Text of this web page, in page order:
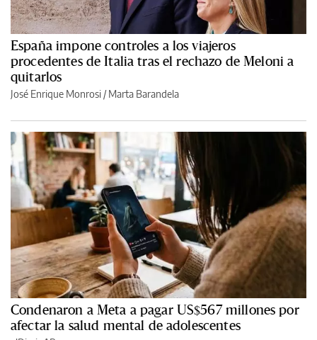
España impone controles a los viajeros
procedentes de Italia tras el rechazo de Meloni a
quitarlos
José Enrique Monrosi / Marta Barandela
Condenaron a Meta a pagar US$567 millones por
afectar la salud mental de adolescentes